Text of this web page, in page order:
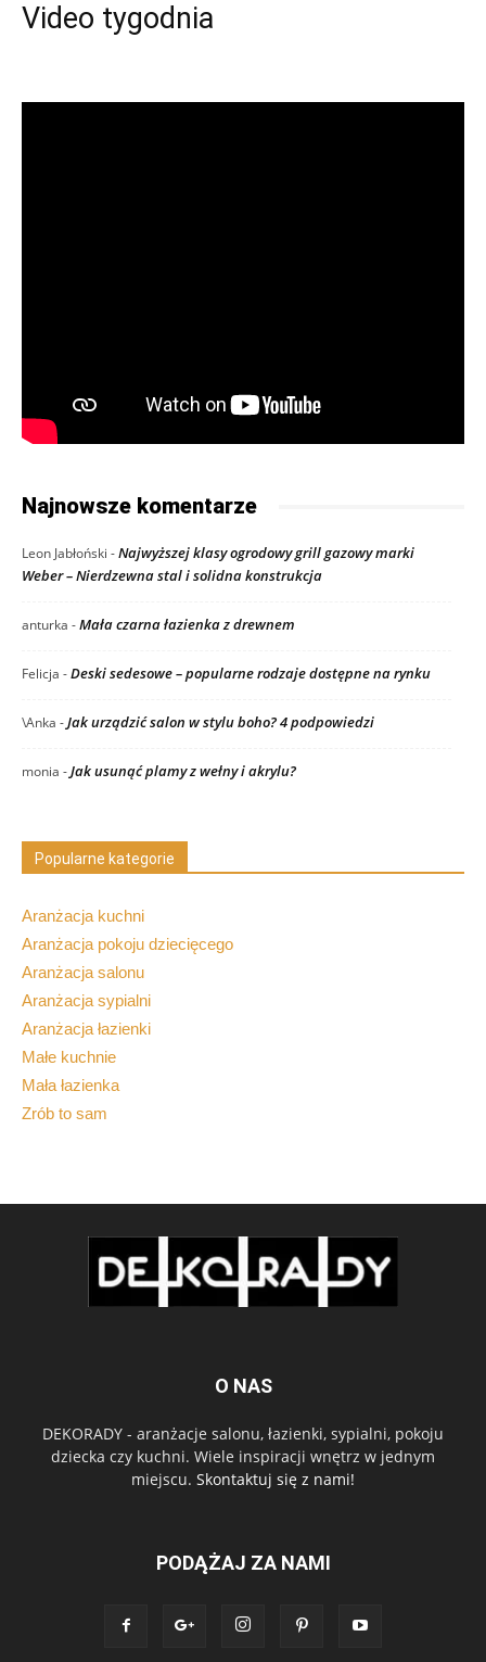
Video tygodnia
Najnowsze komentarze
Leon Jabłoński -Najwyższej klasy ogrodowy grill gazowy marki
Weber – Nierdzewna stal i solidna konstrukcja
anturka -Mała czarna łazienka z drewnem
Felicja -Deski sedesowe – popularne rodzaje dostępne na rynku
\Anka -Jak urządzić salon w stylu boho? 4 podpowiedzi
monia -Jak usunąć plamy z wełny i akrylu?
Popularne kategorie
Aranżacja kuchni
Aranżacja pokoju dziecięcego
Aranżacja salonu
Aranżacja sypialni
Aranżacja łazienki
Małe kuchnie
Mała łazienka
Zrób to sam
O NAS
DEKORADY - aranżacje salonu, łazienki, sypialni, pokoju
dziecka czy kuchni. Wiele inspiracji wnętrz w jednym
miejscu. Skontaktuj się z nami!
PODĄŻAJ ZA NAMI